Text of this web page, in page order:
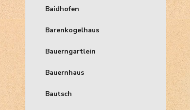
Baidhofen
Barenkogelhaus
Bauerngartlein
Bauernhaus
Bautsch